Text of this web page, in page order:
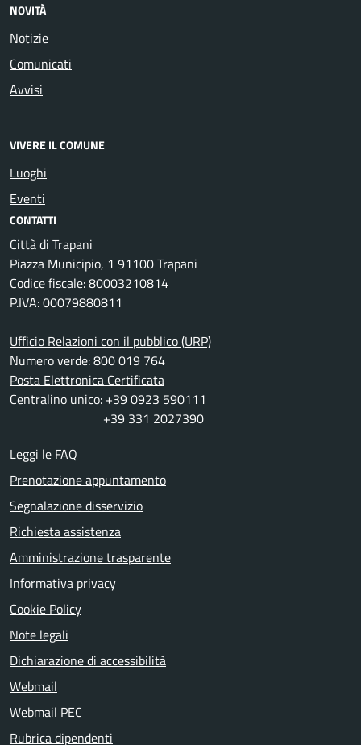
NOVITÀ
Notizie
Comunicati
Avvisi
VIVERE IL COMUNE
Luoghi
Eventi
CONTATTI
Città di Trapani
Piazza Municipio, 1 91100 Trapani
Codice fiscale: 80003210814
P.IVA: 00079880811
Ufficio Relazioni con il pubblico (URP)
Numero verde: 800 019 764
Posta Elettronica Certificata
Centralino unico: +39 0923 590111
+39 331 2027390
Leggi le FAQ
Prenotazione appuntamento
Segnalazione disservizio
Richiesta assistenza
Amministrazione trasparente
Informativa privacy
Cookie Policy
Note legali
Dichiarazione di accessibilità
Webmail
Webmail PEC
Rubrica dipendenti